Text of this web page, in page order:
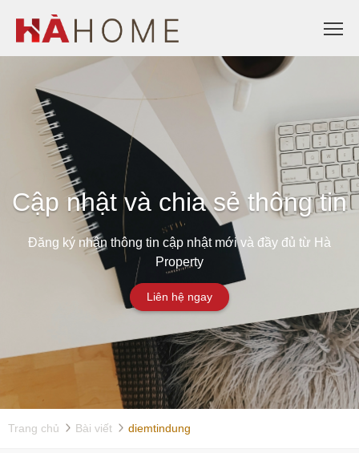
Cập nhật và chia sẻ thông tin
Đăng ký nhận thông tin cập nhật mới và đầy đủ từ Hà
Property
Liên hệ ngay
Trang chủ Bài viết diemtindung